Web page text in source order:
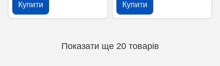
Купити Купити
Показати ще 20 товарів